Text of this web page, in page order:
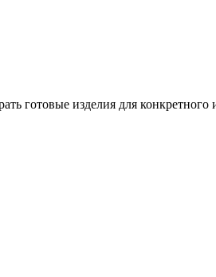
готовые изделия для конкретного